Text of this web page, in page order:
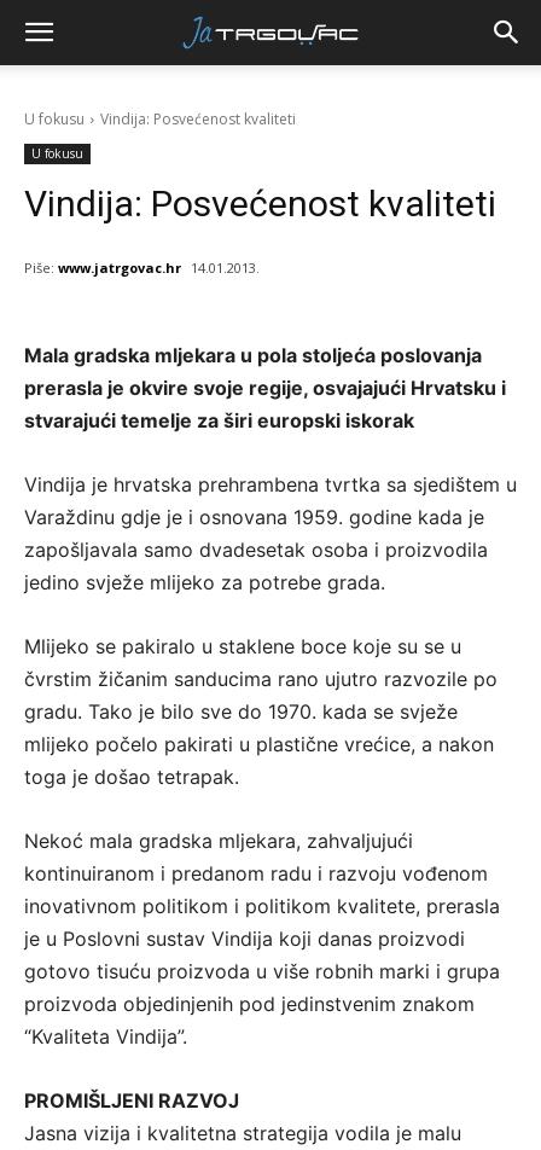
U fokusu Vindija: Posvećenost kvaliteti
U fokusu
Vindija: Posvećenost kvaliteti
Piše: www.jatrgovac.hr 14.01.2013.
Mala gradska mljekara u pola stoljeća poslovanja
prerasla je okvire svoje regije, osvajajući Hrvatsku i
stvarajući temelje za širi europski iskorak
Vindija je hrvatska prehrambena tvrtka sa sjedištem u
Varaždinu gdje je i osnovana 1959. godine kada je
zapošljavala samo dvadesetak osoba i proizvodila
jedino svježe mlijeko za potrebe grada.
Mlijeko se pakiralo u staklene boce koje su se u
čvrstim žičanim sanducima rano ujutro razvozile po
gradu. Tako je bilo sve do 1970. kada se svježe
mlijeko počelo pakirati u plastične vrećice, a nakon
toga je došao tetrapak.
Nekoć mala gradska mljekara, zahvaljujući
kontinuiranom i predanom radu i razvoju vođenom
inovativnom politikom i politikom kvalitete, prerasla
je u Poslovni sustav Vindija koji danas proizvodi
gotovo tisuću proizvoda u više robnih marki i grupa
proizvoda objedinjenih pod jedinstvenim znakom
“Kvaliteta Vindija”.
PROMIŠLJENI RAZVOJ
Jasna vizija i kvalitetna strategija vodila je malu